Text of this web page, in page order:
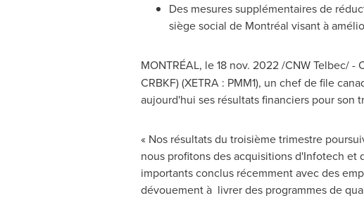
Des mesures supplémentaires de
siège social de Montréal visant à
MONTRÉAL, le18 nov. 2022/CNW Telbec/ -
CRBKF) (XETRA : PMM1), un chef de file
aujourd'hui ses résultats financiers pour
« Nos résultats du troisième trimestre
nous profitons des acquisitions d'Infotech et
importants conclus récemment avec des
dévouement à livrer des programmes de